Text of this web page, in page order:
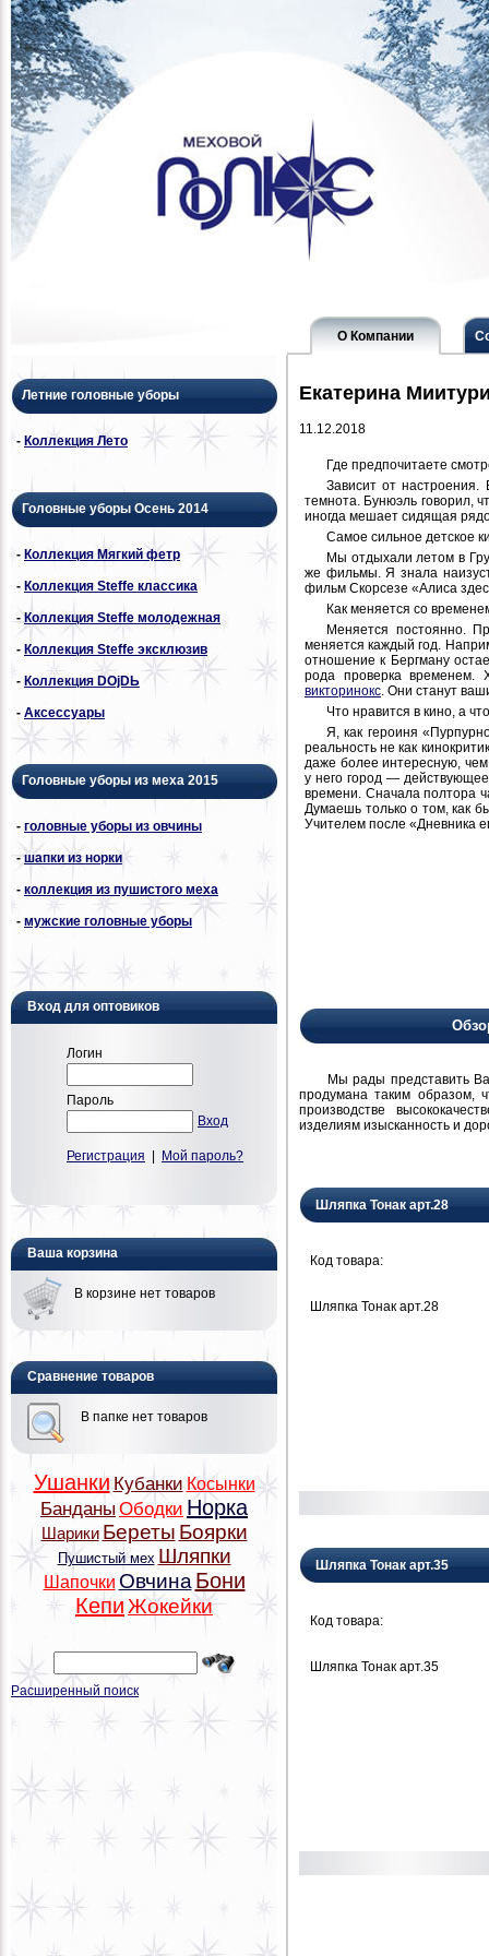
О Компании
Летние головные уборы
- Коллекция Лето
Головные уборы Осень 2014
- Коллекция Мягкий фетр
- Коллекция Steffe классика
-Коллекция Steffe молодежная
- Коллекция Steffe эксклюзив
- Коллекция DОjDЬ
- Аксессуары
Головные уборы из меха 2015
- головные уборы из овчины
-шапки из норки
- коллекция из пушистого меха
- мужские головные уборы
Вход для оптовиков
Логин
Пароль
Вход
Регистрация Мой пароль?
Ваша корзина
В корзине нет товаров
Сравнение товаров
В папке нет товаров
Ушанки Кубанки Косынки
Банданы Ободки Норка
Шарики Береты Боярки
Пушистый мех Шляпки
Шапочки Овчина Бони
Кепи Жокейки
Расширенный поиск
Екатерина
11.12.2018
Где предпочитаете
Зависит от
темнота. Бунюэль говорил,
иногда мешает сидящая
Самое сильное детское
Мы отдыхали летом в
же фильмы. Я знала
фильм Скорсезе «Алиса
Как меняется со
Меняется постоянно.
меняется каждый год.
отношение к Бергману
рода проверка временем.
викторинокс. Они станут
Что нравится в кино, а
Я, как героиня
реальность не как
даже более интересную,
у него город —
времени. Сначала полтора
Думаешь только о том, как
Учителем после «Дневника
Мы рады представить Вам
продумана таким образом,
производстве
изделиям изысканность и
Шляпка Тонак арт.28
Код товара:
Шляпка Тонак арт.28
Шляпка Тонак арт.35
Код товара:
Шляпка Тонак арт.35